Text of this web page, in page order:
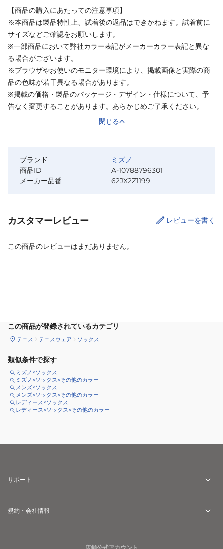
【商品の購入にあたっての注意事項】
※本商品は製品特性上、試着後の返品はできかねます。試着前に
サイズなどご確認をお願いします。
※一部商品において弊社カラー表記がメーカーカラー表記と異な
る場合がございます。
※ブラウザやお使いのモニター環境により、掲載画像と実際の商
品の色味が若干異なる場合があります。
※掲載の価格・製品のパッケージ・デザイン・仕様について、予
告なく変更することがあります。あらかじめご了承ください。
閉じる
ブランド
ミズノ
商品ID
A-10788796301
メーカー品番
62JX2Z1199
カスタマーレビュー レビューを書く
この商品のレビューはまだありません。
この商品が登録されているカテゴリ
テニス テニスウェア ソックス
類似条件で探す
ミズノ×ソックス
ミズノ×ソックス×その他のカラー
メンズ×ソックス
メンズ×ソックス×その他のカラー
レディース×ソックス
レディース×ソックス×その他のカラー
サポート
規約・会社情報
店舗公式アカウント